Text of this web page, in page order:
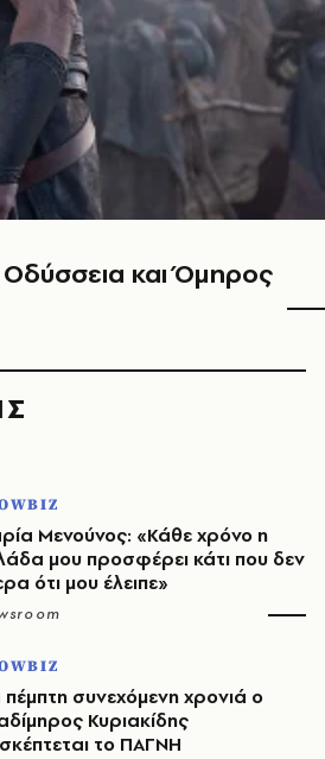
και Όμηρος
Μενούνος: «Κάθε χρόνο η
μου προσφέρει κάτι που δεν
ότι μου έλειπε»
πέμπτη συνεχόμενη χρονιά ο
Κυριακίδης
το ΠΑΓΝΗ